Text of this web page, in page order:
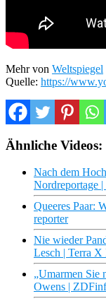
Mehr von Weltspiegel
Quelle: https://
Ähnliche Videos:
Nach dem
Nordreportage
Queeres Paar:
reporter
Nie wieder
Lesch | Terra
„Umarmen Sie
Owens |